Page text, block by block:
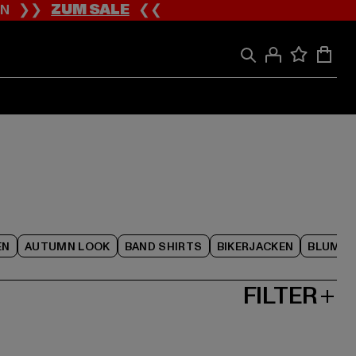
❯❯ZUM SALE❮❮
AUTUMN LOOK BAND SHIRTS BIKERJACKEN
FILTER